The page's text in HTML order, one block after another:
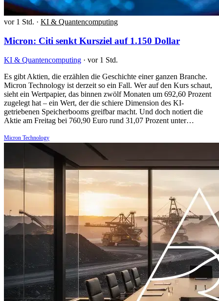
vor 1 Std. · KI & Quantencomputing
Micron: Citi senkt Kursziel auf 1.150 Dollar
KI & Quantencomputing · vor 1 Std.
Es gibt Aktien, die erzählen die Geschichte einer ganzen Branche.
Micron Technology ist derzeit so ein Fall. Wer auf den Kurs schaut,
sieht ein Wertpapier, das binnen zwölf Monaten um 692,60 Prozent
zugelegt hat – ein Wert, der die schiere Dimension des KI-
getriebenen Speicherbooms greifbar macht. Und doch notiert die
Aktie am Freitag bei 760,90 Euro rund 31,07 Prozent unter…
Micron Technology